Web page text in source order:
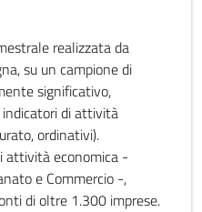
realizzata da
su un campione di
significativo,
di attività
ordinativi).
attività economica -
e Commercio -,
di oltre 1.300 imprese.